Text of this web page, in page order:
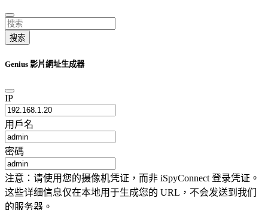
搜索
Genius 影片網址生成器
IP
用戶名
密碼
注意：请使用您的摄像机凭证，而非 iSpyConnect 登录凭证。
这些详细信息仅在本地用于生成您的 URL，不会发送到我们
的服务器。